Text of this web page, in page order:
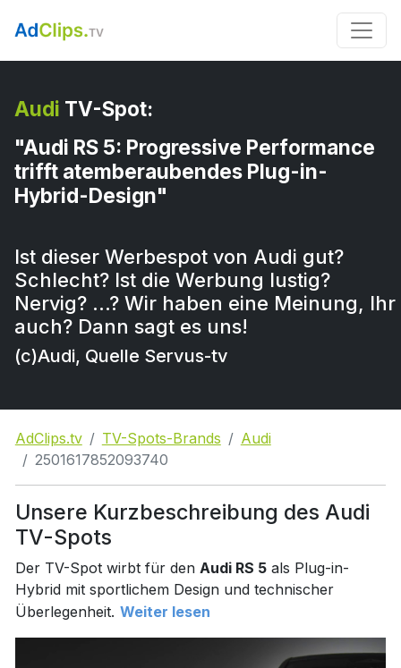
Audi TV-Spot:
"Audi RS 5: Progressive Performance
trifft atemberaubendes Plug-in-
Hybrid-Design"
Ist dieser Werbespot von Audi gut?
Schlecht? Ist die Werbung lustig?
Nervig? …? Wir haben eine Meinung, Ihr
auch? Dann sagt es uns!
(c)Audi, Quelle Servus-tv
AdClips.tv TV-Spots-Brands
Audi
2501617852093740
Unsere Kurzbeschreibung des Audi
TV-Spots
Der TV-Spot wirbt für den Audi RS 5als Plug-in-
Hybrid mit sportlichem Design und technischer
Überlegenheit. Weiter lesen